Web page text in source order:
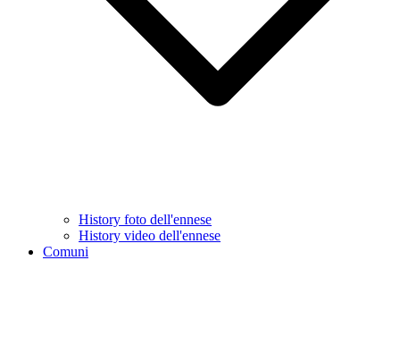
History foto dell'ennese
History video dell'ennese
Comuni